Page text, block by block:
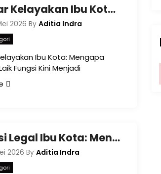
Standar Kelayakan Ibu Kota: Mengapa Sertifikat Laik Fungsi Kini Menjadi Kunci Validasi Pajak Bisnis di Banjarbaru?
2026 By Aditia Indra
Ibu Kota: Mengapa
Fungsi Kini Menjadi
Fondasi Legal Ibu Kota: Mengapa Validasi PBG Kini Menjadi Kunci Utama Pengendalian Pajak Daerah di Banjarbaru?
2026 By Aditia Indra